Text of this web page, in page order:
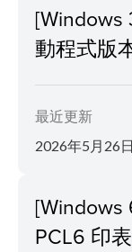
[Windows
動程式版
最近更新
2026年5月26日
[Windows
PCL6 印